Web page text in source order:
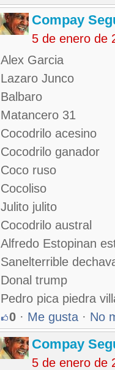
Compay
5 de enero de
Alex Garcia
Lazaro Junco
Balbaro
Matancero 31
Cocodrilo acesino
Cocodrilo ganador
Coco ruso
Cocoliso
Julito julito
Cocodrilo austral
Alfredo Estopinan
Sanelterrible
Donal trump
Pedro pica piedra
0 · Me gusta · No
Compay
5 de enero de